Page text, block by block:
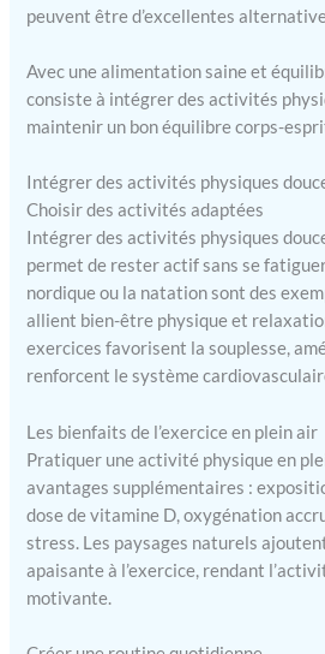
peuvent être d’excellentes
Avec une alimentation saine et
consiste à intégrer des activités
maintenir un bon équilibre corps-
Intégrer des activités physiques
Choisir des activités adaptées
Intégrer des activités physiques
permet de rester actif sans se
nordique ou la natation sont des
allient bien-être physique et
exercices favorisent la souplesse,
renforcent le système
Les bienfaits de l’exercice en plein air
Pratiquer une activité physique en
avantages supplémentaires :
dose de vitamine D, oxygénation
stress. Les paysages naturels
apaisante à l’exercice, rendant
motivante.